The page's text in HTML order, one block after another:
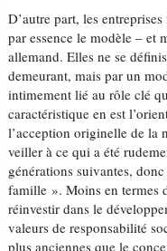
D’autre part, les
par essence le modèle – et
allemand. Elles ne se
demeurant, mais par un
intimement lié au rôle clé
caractéristique en est
l’acception originelle de la
veiller à ce qui a été
générations suivantes,
famille ». Moins en termes
réinvestir dans le
valeurs de responsabilité
plus anciennes que le